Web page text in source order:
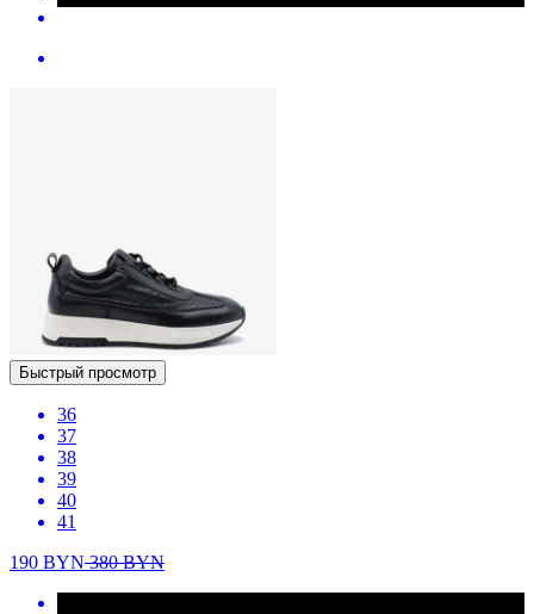
Быстрый просмотр
36
37
38
39
40
41
190 BYN380BYN